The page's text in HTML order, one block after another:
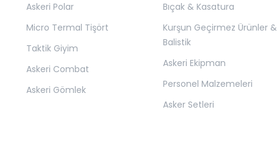
Askeri Polar
Micro Termal Tişört
Taktik Giyim
Askeri Combat
Askeri Gömlek
Bıçak & Kasatura
Kurşun Geçirmez Ürünler &
Balistik
Askeri Ekipman
Personel Malzemeleri
Asker Setleri